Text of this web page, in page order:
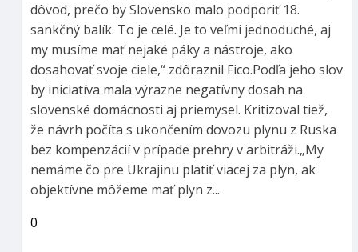
dôvod, prečo by Slovensko malo podporiť 18.
sankčný balík. To je celé. Je to veľmi jednoduché, aj
my musíme mať nejaké páky a nástroje, ako
dosahovať svoje ciele,“ zdôraznil Fico.Podľa jeho slov
by iniciatíva mala výrazne negatívny dosah na
slovenské domácnosti aj priemysel. Kritizoval tiež,
že návrh počíta s ukončením dovozu plynu z Ruska
bez kompenzácií v prípade prehry v arbitráži.„My
nemáme čo pre Ukrajinu platiť viacej za plyn, ak
objektívne môžeme mať plyn z...
0